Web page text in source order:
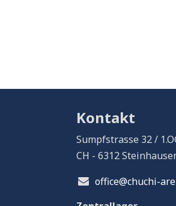
Kontakt
Sumpfstrasse 32 /
CH - 6312
office@chuchi-